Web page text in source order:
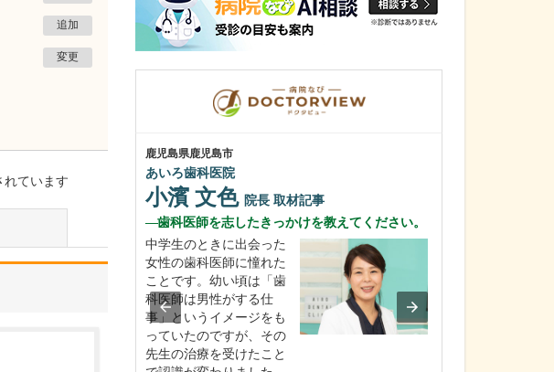
追加
変更
れています
さい。
鹿児島県鹿児島市
あいろ歯科医院
小濱 文色 院長 取材記事
歯科医師を志したきっかけを教えてください。
中学生のときに出会った
女性の歯科医師に憧れた
ことです。幼い頃は「歯
科医師は男性がする仕
事」というイメージをも
っていたのですが、その
先生の治療を受けたこと